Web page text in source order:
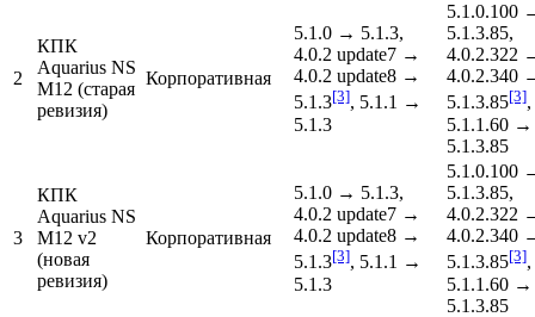
2
КПК
Aquarius NS
M12 (старая
ревизия)
Корпоративная
5.1.0 → 5.1.3,
4.0.2 update7 →
4.0.2 update8 →
5.1.3[3], 5.1.1 →
5.1.3
5.1.0.100
5.1.3.85,
4.0.2.322
4.0.2.340
5.1.3.85[3],
5.1.1.60 →
5.1.3.85
3
КПК
Aquarius NS
M12 v2
(новая
ревизия)
Корпоративная
5.1.0 → 5.1.3,
4.0.2 update7 →
4.0.2 update8 →
5.1.3[3], 5.1.1 →
5.1.3
5.1.0.100
5.1.3.85,
4.0.2.322
4.0.2.340
5.1.3.85[3],
5.1.1.60 →
5.1.3.85